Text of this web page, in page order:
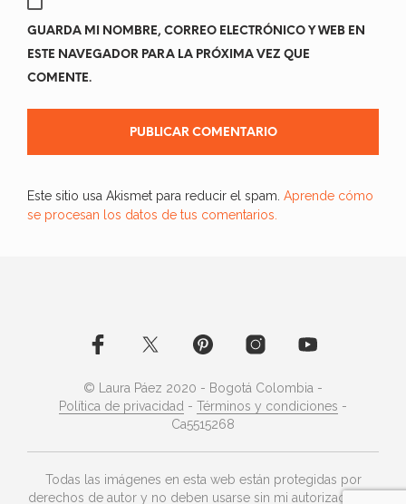
GUARDA MI NOMBRE, CORREO ELECTRÓNICO Y WEB EN
ESTE NAVEGADOR PARA LA PRÓXIMA VEZ QUE
COMENTE.
Este sitio usa Akismet para reducir el spam. Aprende cómo
se procesan los datos de tus comentarios.
© Laura Páez 2020 - Bogotá Colombia -
Política de privacidad - Términos y condiciones -
Ca5515268
Todas las imágenes en esta web están protegidas por
derechos de autor y no deben usarse sin mi autorización ©